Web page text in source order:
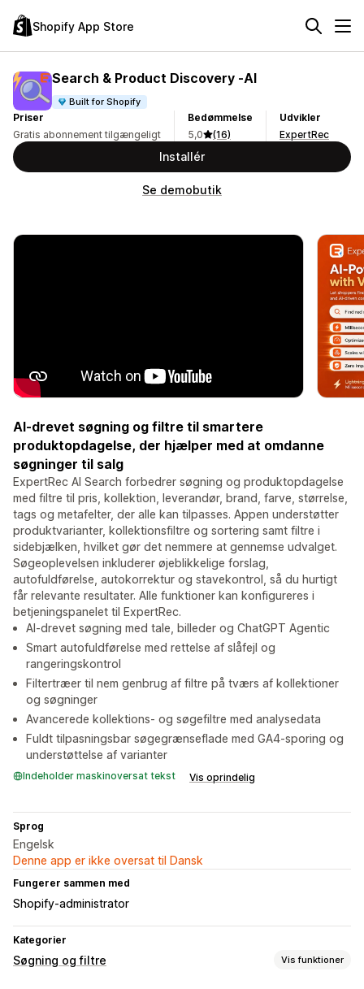
Shopify App Store
Search & Product Discovery ‑AI
Built for Shopify
Priser
Gratis abonnement tilgængeligt
Bedømmelse
5,0
(16)
Udvikler
ExpertRec
Installér
Se demobutik
AI-drevet søgning og filtre til smartere
produktopdagelse, der hjælper med at omdanne
søgninger til salg
ExpertRec AI Search forbedrer søgning og produktopdagelse
med filtre til pris, kollektion, leverandør, brand, farve, størrelse,
tags og metafelter, der alle kan tilpasses. Appen understøtter
produktvarianter, kollektionsfiltre og sortering samt filtre i
sidebjælken, hvilket gør det nemmere at gennemse udvalget.
Søgeoplevelsen inkluderer øjeblikkelige forslag,
autofuldførelse, autokorrektur og stavekontrol, så du hurtigt
får relevante resultater. Alle funktioner kan konfigureres i
betjeningspanelet til ExpertRec.
AI-drevet søgning med tale, billeder og ChatGPT Agentic
Smart autofuldførelse med rettelse af slåfejl og
rangeringskontrol
Filtertræer til nem genbrug af filtre på tværs af kollektioner
og søgninger
Avancerede kollektions- og søgefiltre med analysedata
Fuldt tilpasningsbar søgegrænseflade med GA4-sporing og
understøttelse af varianter
Indeholder maskinoversat tekst Vis oprindelig
Sprog
Engelsk
Denne app er ikke oversat til Dansk
Fungerer sammen med
Shopify-administrator
Kategorier
Søgning og filtre Vis funktioner